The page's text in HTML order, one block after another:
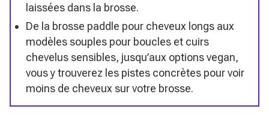
laissées dans la brosse.
De la brosse paddle pour cheveux longs aux
modèles souples pour boucles et cuirs
chevelus sensibles, jusqu’aux options vegan,
vous y trouverez les pistes concrètes pour voir
moins de cheveux sur votre brosse.